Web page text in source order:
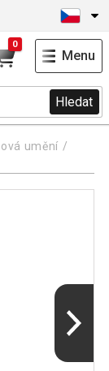
Hledat
0
Menu
umění